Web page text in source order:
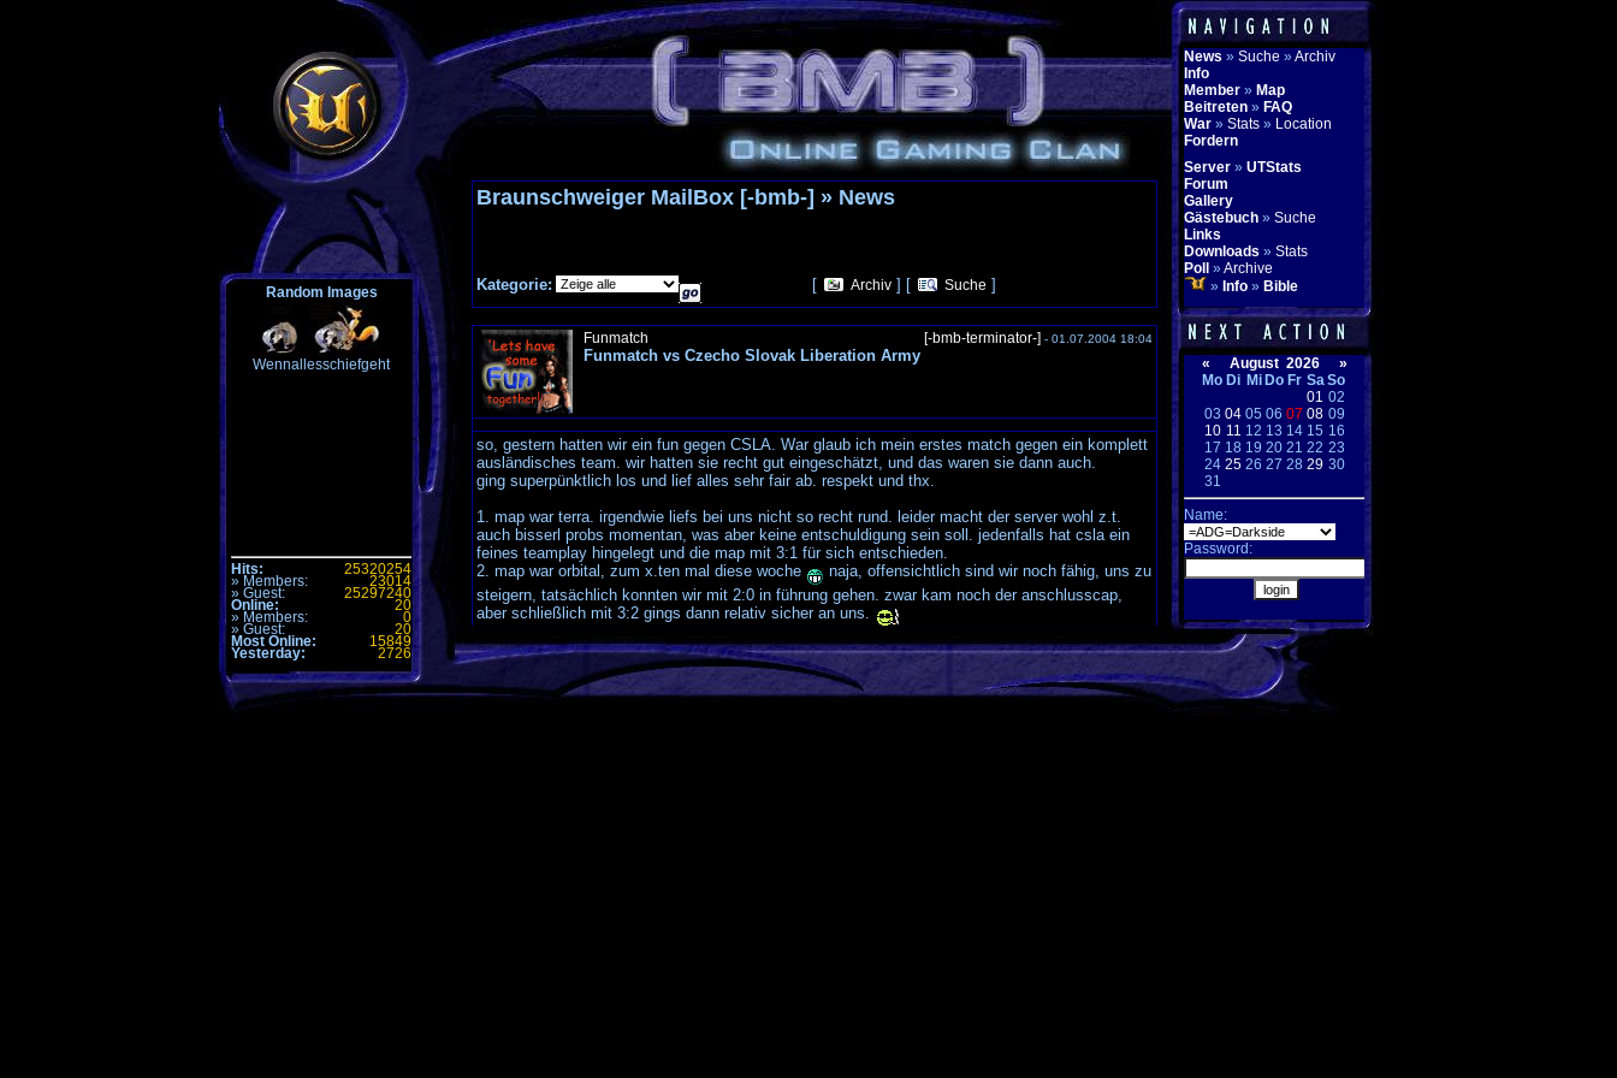
Random Images
Wennallesschiefgeht
Hits: 25320254
» Members: 23014
» Guest: 25297240
Online: 20
» Members: 0
» Guest: 20
Most Online: 15849
Yesterday: 2726
Braunschweiger MailBox [-bmb-] » News
Kategorie: [ Archiv ] [ Suche ]
Funmatch
Funmatch vs Czecho Slovak Liberation Army
[-bmb-terminator-] - 01.07.2004 18:04
so, gestern hatten wir ein fun gegen CSLA. War glaub ich mein erstes match gegen ein komplett
ausländisches team. wir hatten sie recht gut eingeschätzt, und das waren sie dann auch.
ging superpünktlich los und lief alles sehr fair ab. respekt und thx.
1. map war terra. irgendwie liefs bei uns nicht so recht rund. leider macht der server wohl z.t.
auch bisserl probs momentan, was aber keine entschuldigung sein soll. jedenfalls hat csla ein
feines teamplay hingelegt und die map mit 3:1 für sich entschieden.
2. map war orbital, zum x.ten mal diese woche
naja, offensichtlich sind wir noch fähig, uns zu
steigern, tatsächlich konnten wir mit 2:0 in führung gehen. zwar kam noch der anschlusscap,
aber schließlich mit 3:2 gings dann relativ sicher an uns.
für uns dank aufopfernder einzelleistungen aller 5 spieler
war ein feines match.
News » Suche » Archiv
Info
Member » Map
Beitreten » FAQ
War » Stats » Location
Fordern
Server » UTStats
Forum
Gallery
Gästebuch » Suche
Links
Downloads » Stats
Poll
» Archive
» Info » Bible
« August 2026
»
Mo Di Mi Do Fr SaSo
01 02
03 04 05 06 07 08 09
10 11 12 13 14 15 16
17 18 19 20 21 22 23
24 25 26 27 28 29 30
31
Name:
Password: